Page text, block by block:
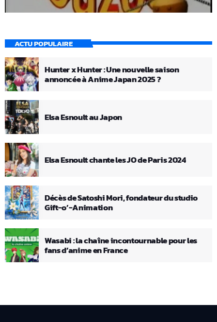
ACTU POPULAIRE
Hunter x Hunter : Une nouvelle saison
annoncée à Anime Japan 2025 ?
Elsa Esnoult au Japon
Elsa Esnoult chante les JO de Paris 2024
Décès de Satoshi Mori, fondateur du studio
Gift-o’-Animation
Wasabi : la chaîne incontournable pour les
fans d’anime en France